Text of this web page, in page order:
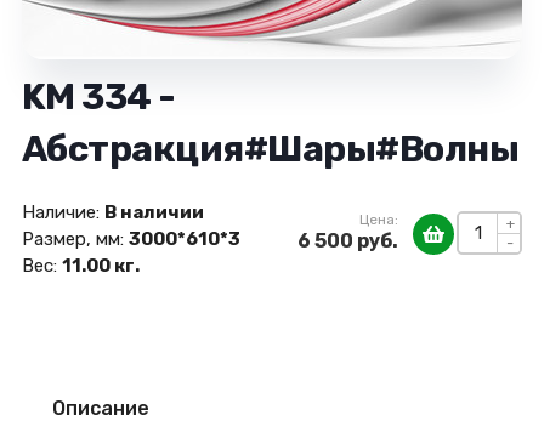
KM 334 -
Абстракция#Шары#Волны
+
-
Цена:
6 500 руб.
Наличие: В наличии
Размер, мм: 3000*610*3
Вес: 11.00 кг.
Описание